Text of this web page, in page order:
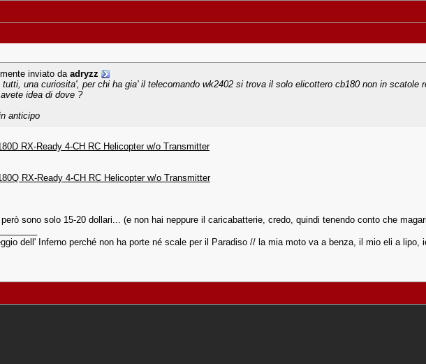
inviato da adryzz
tutti, una curiosita', per chi ha gia' il telecomando wk2402 si trova il solo elicottero cb180 non in scatole
idea di dove ?
anticipo
RX-Ready 4-CH RC Helicopter w/o Transmitter
RX-Ready 4-CH RC Helicopter w/o Transmitter
però sono solo 15-20 dollari... (e non hai neppure il caricabatterie, credo, quindi tenendo conto che
dell' Inferno perché non ha porte né scale per il Paradiso // la mia moto va a benza, il mio eli a